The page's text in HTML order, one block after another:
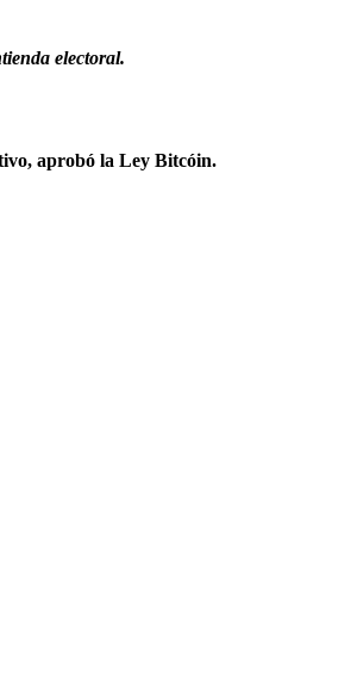
electoral.
aprobó la Ley Bitcóin.